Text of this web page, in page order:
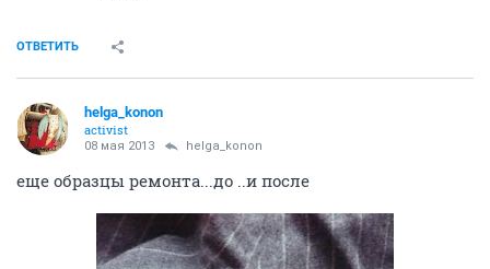
ОТВЕТИТЬ
helga_konon
activist
08 мая 2013 helga_konon
еще образцы ремонта...до ..и после